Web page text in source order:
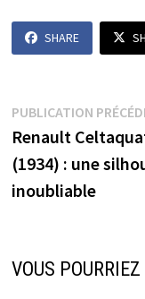
SHARE
Navigation
de
l’article
PUBLICATION
Renault
(1934) : une
inoubliable
VOUS